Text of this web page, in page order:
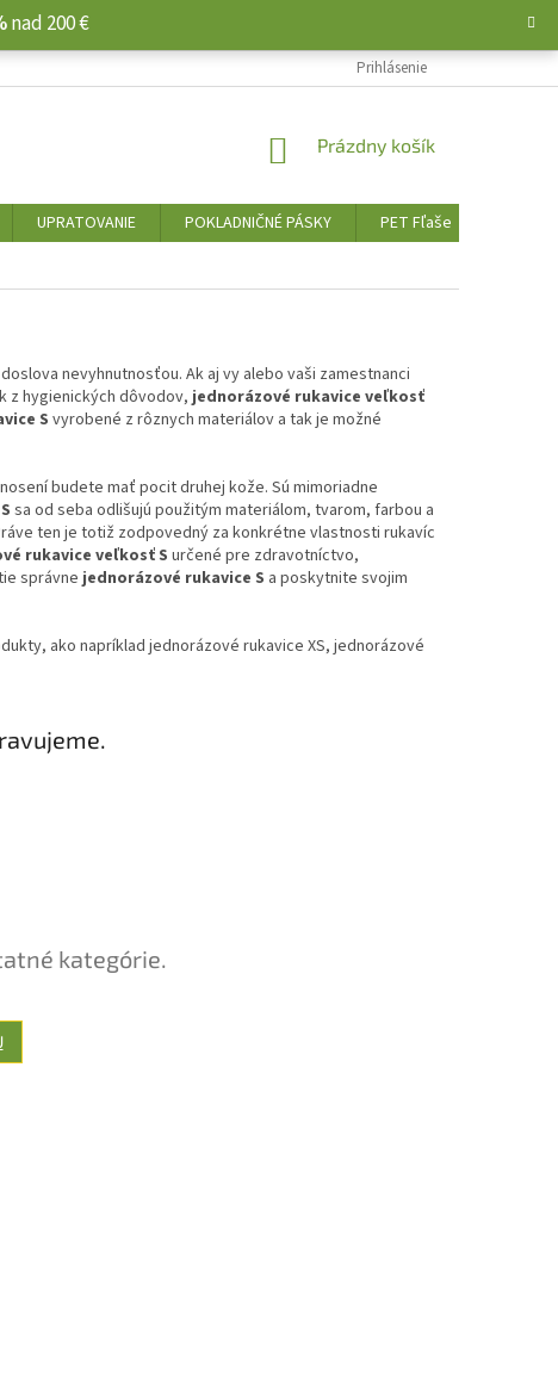
nad 200 €
Prihlásenie
NÁKUPNÝ
Prázdny košík
UPRATOVANIE POKLADNIČNÉ PÁSKY PET Fľaše
nevyhnutnosťou. Ak aj vy alebo vaši zamestnanci
z hygienických dôvodov,jednorázové rukavice veľkosť
Svyrobené z rôznych materiálov a tak je možné
budete mať pocit druhej kože. Sú mimoriadne
sa od seba odlišujú použitým materiálom, tvarom, farbou a
ten je totiž zodpovedný za konkrétne vlastnosti rukavíc
rukavice veľkosť S určené pre zdravotníctvo,
správnejednorázové rukavice S a poskytnite svojim
ako napríklad jednorázové rukavice XS, jednorázové
kategórie.